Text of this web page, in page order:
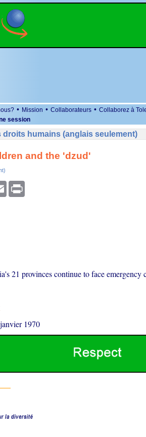
• Mission • Collaborateurs • Collaborez à
session
droits humains (anglais seulement)
and the 'dzud'
Email Print
21 provinces continue to face emergency
1970